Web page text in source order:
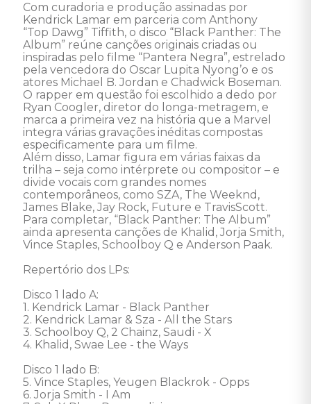
Com curadoria e produção assinadas por
Kendrick Lamar em parceria com Anthony
“Top Dawg” Tiffith, o disco “Black Panther: The
Album” reúne canções originais criadas ou
inspiradas pelo filme “Pantera Negra”, estrelado
pela vencedora do Oscar Lupita Nyong’o e os
atores Michael B. Jordan e Chadwick Boseman.
O rapper em questão foi escolhido a dedo por
Ryan Coogler, diretor do longa-metragem, e
marca a primeira vez na história que a Marvel
integra várias gravações inéditas compostas
especificamente para um filme.
Além disso, Lamar figura em várias faixas da
trilha – seja como intérprete ou compositor – e
divide vocais com grandes nomes
contemporâneos, como SZA, The Weeknd,
James Blake, Jay Rock, Future e TravisScott.
Para completar, “Black Panther: The Album”
ainda apresenta canções de Khalid, Jorja Smith,
Vince Staples, Schoolboy Q e Anderson Paak.
Repertório dos LPs:
Disco 1 lado A:
1. Kendrick Lamar - Black Panther
2. Kendrick Lamar & Sza - All the Stars
3. Schoolboy Q, 2 Chainz, Saudi - X
4. Khalid, Swae Lee - the Ways
Disco 1 lado B:
5. Vince Staples, Yeugen Blackrok - Opps
6. Jorja Smith - I Am